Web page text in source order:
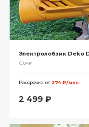
Электролобзик Deko
Сочи
Рассрочка от 274 ₽/мес.
2 499 ₽